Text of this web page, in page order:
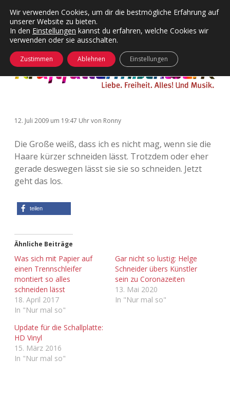
Kategorien
Menü
24 Hours Chilling
Die Wende
KFMW-Disco
kfmw.stuff
Kopfkinomusik
Wandnotizen
KFMW-Disco
Dates
Contact
Adventskalender Dropdown-
Menü
öffnen
Adventskalender 2010
Adventskalender 2014
Adventskalender 2015
öffnen
12. Juli 2009 um 19:47 Uhrvon Ronny
Die Große weiß, dass ich es nicht mag, wenn sie die
Haare kürzer schneiden lässt. Trotzdem oder eher
gerade deswegen lässt sie sie so schneiden. Jetzt
geht das los.
teilen
Ähnliche Beiträge
Was sich mit Papier auf
einen Trennschleifer
montiert so alles
schneiden lässt
18. April 2017
In "Nur mal so"
Gar nicht so lustig: Helge
Schneider übers Künstler
sein zu Coronazeiten
13. Mai 2020
In "Nur mal so"
Update für die Schallplatte:
HD Vinyl
15. März 2016
In "Nur mal so"
Wir verwenden Cookies, um dir die bestmögliche Erfahrung auf
unserer Website zu bieten.
In den Einstellungen kannst du erfahren, welche Cookies wir
verwenden oder sie ausschalten.
Zustimmen Ablehnen Einstellungen